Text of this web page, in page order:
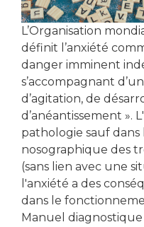
L’Organisation
définit l’anxiété
danger imminent
s’accompagnant
d’agitation, de
d’anéantissement ».
pathologie sauf dans
nosographique des
(sans lien avec une
l'anxiété a des
dans le
Manuel